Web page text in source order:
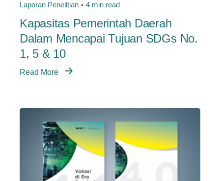
Laporan Penelitian 4 min read
Kapasitas Pemerintah Daerah
Dalam Mencapai Tujuan SDGs No.
1, 5 & 10
Read More